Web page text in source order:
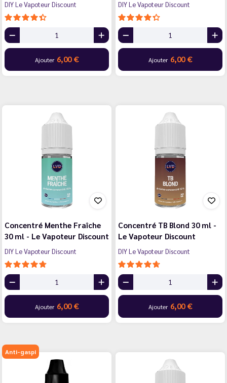
DIY Le Vapoteur Discount
Ajouter 6,00 €
DIY Le Vapoteur Discount
Ajouter 6,00 €
Concentré Menthe Fraîche
30 ml - Le Vapoteur Discount
DIY Le Vapoteur Discount
Ajouter 6,00 €
Concentré TB Blond 30 ml -
Le Vapoteur Discount
DIY Le Vapoteur Discount
Ajouter 6,00 €
Anti-gaspi